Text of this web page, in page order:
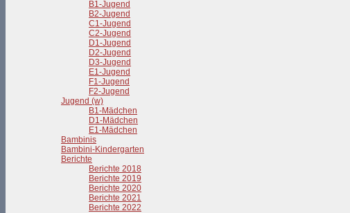
B1-Jugend
B2-Jugend
C1-Jugend
C2-Jugend
D1-Jugend
D2-Jugend
D3-Jugend
E1-Jugend
F1-Jugend
F2-Jugend
Jugend (w)
B1-Mädchen
D1-Mädchen
E1-Mädchen
Bambinis
Bambini-Kindergarten
Berichte
Berichte 2018
Berichte 2019
Berichte 2020
Berichte 2021
Berichte 2022